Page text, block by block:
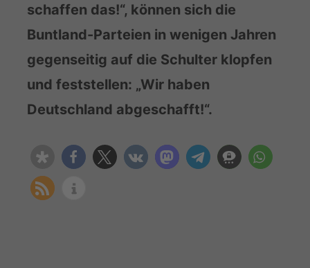
schaffen das!“, können sich die
Buntland-Parteien in wenigen Jahren
gegenseitig auf die Schulter klopfen
und feststellen: „Wir haben
Deutschland abgeschafft!“.